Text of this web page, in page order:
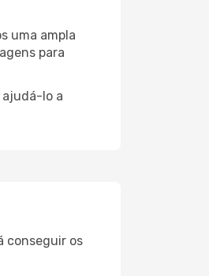
uma ampla
para
ajudá-lo a
conseguir os